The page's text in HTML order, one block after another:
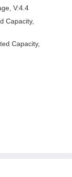
V:4.4
Capacity,
Capacity,